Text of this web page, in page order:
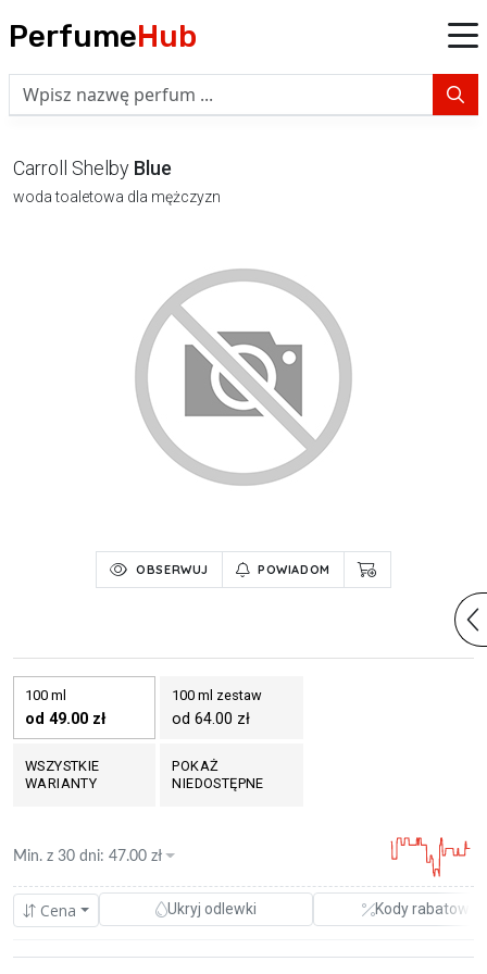
PerfumeHub
Carroll Shelby Blue
woda toaletowa dla mężczyzn
OBSERWUJ POWIADOM
100 ml
od 49.00 zł
100 ml zestaw
od 64.00 zł
WSZYSTKIE
WARIANTY
POKAŻ
NIEDOSTĘPNE
Cena Ukryj odlewki Kody rabatowe
Min. z 30 dni: 47.00 zł